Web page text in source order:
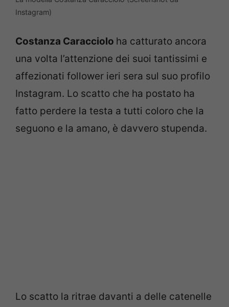
Instagram)
Costanza Caracciolo ha catturato ancora
una volta l’attenzione dei suoi tantissimi e
affezionati follower ieri sera sul suo profilo
Instagram. Lo scatto che ha postato ha
fatto perdere la testa a tutti coloro che la
seguono e la amano, è davvero stupenda.
Lo scatto la ritrae davanti a delle catenelle